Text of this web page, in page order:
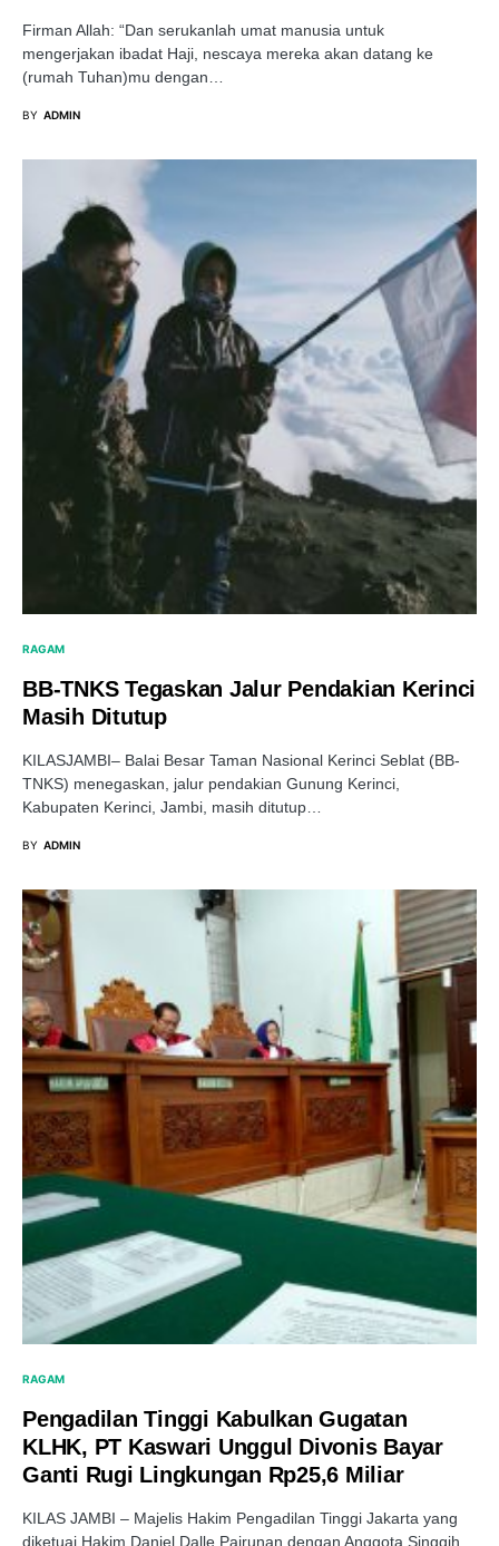
Firman Allah: “Dan serukanlah umat manusia untuk
mengerjakan ibadat Haji, nescaya mereka akan datang ke
(rumah Tuhan)mu dengan…
BY ADMIN
RAGAM
BB-TNKS Tegaskan Jalur Pendakian Kerinci
Masih Ditutup
KILASJAMBI– Balai Besar Taman Nasional Kerinci Seblat (BB-
TNKS) menegaskan, jalur pendakian Gunung Kerinci,
Kabupaten Kerinci, Jambi, masih ditutup…
BY ADMIN
RAGAM
Pengadilan Tinggi Kabulkan Gugatan
KLHK, PT Kaswari Unggul Divonis Bayar
Ganti Rugi Lingkungan Rp25,6 Miliar
KILAS JAMBI – Majelis Hakim Pengadilan Tinggi Jakarta yang
diketuai Hakim Daniel Dalle Pairunan dengan Anggota Singgih